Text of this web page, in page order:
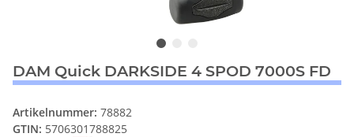
DAM Quick DARKSIDE 4 SPOD 7000S FD
Artikelnummer: 78882
GTIN: 5706301788825